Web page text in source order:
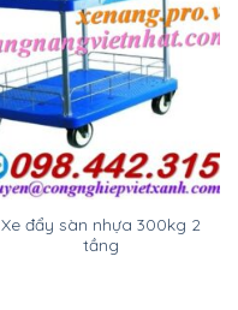
Xe đẩy sàn nhựa 300kg 2
tầng